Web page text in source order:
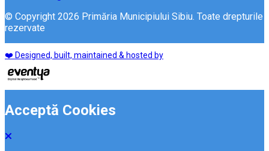
© Copyright 2026 Primăria Municipiului Sibiu. Toate drepturile
rezervate
❤️ Designed, built, maintained & hosted by
Acceptă Cookies